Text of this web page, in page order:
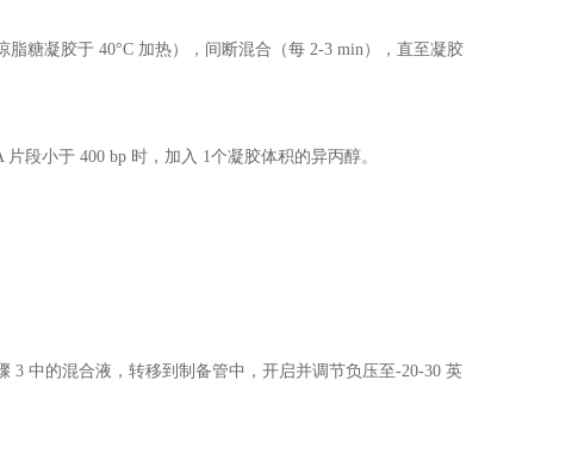
糖凝胶于 40°C 加热），间断混合（每 2-3 min），直至凝胶
段小于 400 bp 时，加入 1个凝胶体积的异丙醇。
中的混合液，转移到制备管中，开启并调节负压至-20-30 英